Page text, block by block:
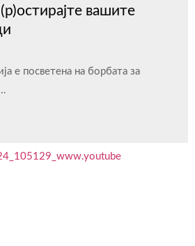
вашите
е посветена на борбата за